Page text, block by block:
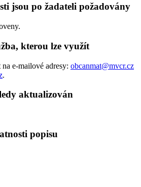
jsou po žadateli požadovány
kterou lze využít
e-mailové adresy: obcanmat@mvcr.cz
.
aktualizován
popisu